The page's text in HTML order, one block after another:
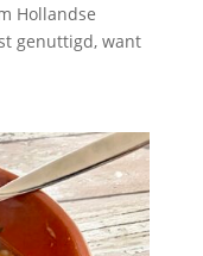
Hollandse
genuttigd, want